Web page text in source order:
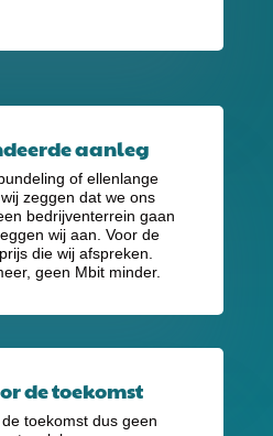
aanleg
of ellenlange
zeggen dat we ons
bedrijventerrein gaan
wij aan. Voor de
die wij afspreken.
geen Mbit minder.
de toekomst
toekomst dus geen